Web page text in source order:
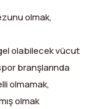
olmak,
olabilecek vücut
branşlarında
olmamak,
olmak